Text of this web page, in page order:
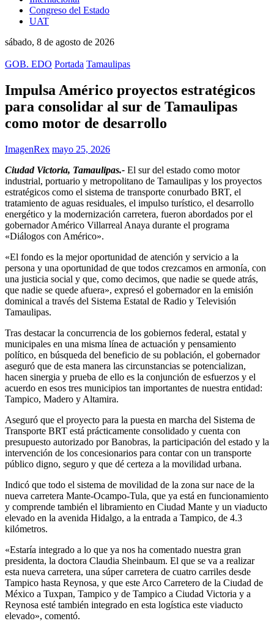
Congreso del Estado
UAT
sábado, 8 de agosto de 2026
GOB. EDO Portada Tamaulipas
Impulsa Américo proyectos estratégicos
para consolidar al sur de Tamaulipas
como motor de desarrollo
ImagenRex mayo 25, 2026
Ciudad Victoria, Tamaulipas.- El sur del estado como motor
industrial, portuario y metropolitano de Tamaulipas y los proyectos
estratégicos como el sistema de transporte conurbado BRT, el
tratamiento de aguas residuales, el impulso turístico, el desarrollo
energético y la modernización carretera, fueron abordados por el
gobernador Américo Villarreal Anaya durante el programa
«Diálogos con Américo».
«El fondo es la mejor oportunidad de atención y servicio a la
persona y una oportunidad de que todos crezcamos en armonía, con
una justicia social y que, como decimos, que nadie se quede atrás,
que nadie se quede afuera», expresó el gobernador en la emisión
dominical a través del Sistema Estatal de Radio y Televisión
Tamaulipas.
Tras destacar la concurrencia de los gobiernos federal, estatal y
municipales en una misma línea de actuación y pensamiento
político, en búsqueda del beneficio de su población, el gobernador
aseguró que de esta manera las circunstancias se potencializan,
hacen sinergia y prueba de ello es la conjunción de esfuerzos y el
acuerdo en esos tres municipios tan importantes de nuestra entidad:
Tampico, Madero y Altamira.
Aseguró que el proyecto para la puesta en marcha del Sistema de
Transporte BRT está prácticamente consolidado y cuenta con
presupuesto autorizado por Banobras, la participación del estado y la
intervención de los concesionarios para contar con un transporte
público digno, seguro y que dé certeza a la movilidad urbana.
Indicó que todo el sistema de movilidad de la zona sur nace de la
nueva carretera Mante-Ocampo-Tula, que ya está en funcionamiento
y comprende también el libramiento en Ciudad Mante y un viaducto
elevado en la avenida Hidalgo, a la entrada a Tampico, de 4.3
kilómetros.
«Estaría integrado a lo que ya nos ha comentado nuestra gran
presidenta, la doctora Claudia Sheinbaum. El que se va a realizar
esta nueva carretera, una súper carretera de cuatro carriles desde
Tampico hasta Reynosa, y que este Arco Carretero de la Ciudad de
México a Tuxpan, Tampico y de Tampico a Ciudad Victoria y a
Reynosa esté también integrado en esta logística este viaducto
elevado», comentó.